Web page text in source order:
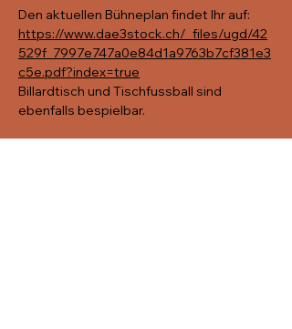
Den aktuellen Bühneplan findet Ihr auf:
https://www.dae3stock.ch/_files/ugd/42
529f_7997e747a0e84d1a9763b7cf381e3
c5e.pdf?index=true
Billardtisch und Tischfussball sind
ebenfalls bespielbar.